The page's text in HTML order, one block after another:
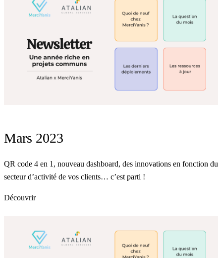
Mars 2023
QR code 4 en 1, nouveau dashboard, des innovations en fonction du
secteur d’activité de vos clients… c’est parti !
Découvrir